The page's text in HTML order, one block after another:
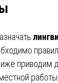
приводим